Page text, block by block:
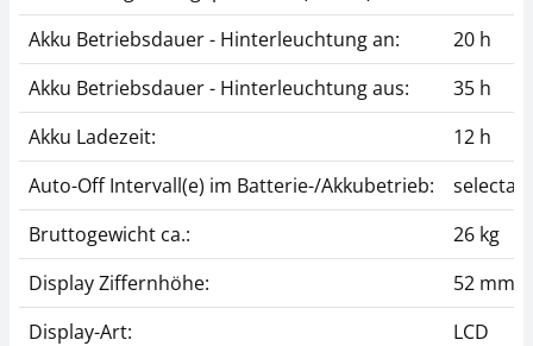
CHF 34,20
CHF 36,97 inkl. Mwst.
CHF 279,00
CHF 301,60 inkl. Mwst.
Netzteil KERN PFB-
A04
Akku Betriebsdauer - Hinterleuchtung an:
20 h
Akku Betriebsdauer - Hinterleuchtung aus:
35 h
Akku Ladezeit:
12 h
Auto-Off Intervall(e) im Batterie-/Akkubetrieb:
Bruttogewicht ca.:
26 kg
Display Ziffernhöhe:
52 mm
Display-Art:
LCD